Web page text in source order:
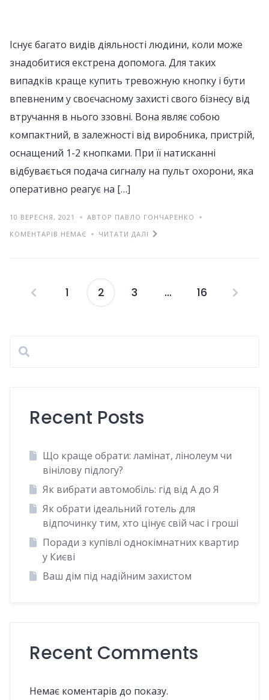
Існує багато видів діяльності людини, коли може
знадобитися екстрена допомога. Для таких
випадків краще купить тревожную кнопку і бути
впевненим у своєчасному захисті свого бізнесу від
втручання в нього ззовні. Вона являє собою
компактний, в залежності від виробника, пристрій,
оснащений 1-2 кнопками. При її натисканні
відбувається подача сигналу на пульт охорони, яка
оперативно реагує на […]
10 ВЕРЕСНЯ, 2021
АВТОР ПАВЛО ГОНЧАРЕНКО
КОМЕНТАРІВ НЕМАЄ
ЧИТАТИ ДАЛІ
Пагінація
1 2 3 … 16
Recent Posts
Що краще обрати: ламінат, лінолеум чи
вінілову підлогу?
Як вибрати автомобіль: гід від А до Я
Як обрати ідеальний готель для
відпочинку тим, хто цінує свій час і гроші
Поради з купівлі однокімнатних квартир
у Києві
Ваш дім під надійним захистом
Recent Comments
Немає коментарів до показу.